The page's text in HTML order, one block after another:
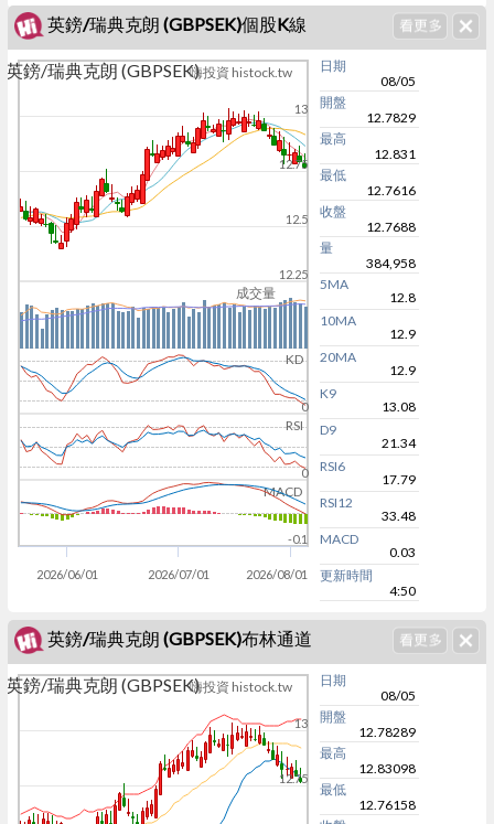
英鎊/瑞典克朗 (GBPSEK)個股K線
成交量
KD
RSI
MACD
英鎊/瑞典克朗 (GBPSEK)嗨投資 histock.tw
2026/06/01 2026/07/01 2026/08/01
12.25
12.5
12.75
13
0
0
-0.1
日期
08/05
開盤
12.7829
最高
12.831
最低
12.7616
收盤
12.7688
量
384,958
5MA
12.8
10MA
12.9
20MA
12.9
K9
13.08
D9
21.34
RSI6
17.79
RSI12
33.48
MACD
0.03
更新時間
4:50
英鎊/瑞典克朗 (GBPSEK)布林通道
英鎊/瑞典克朗 (GBPSEK)嗨投資 histock.tw
12.75
13
日期
08/05
開盤
12.78289
最高
12.83098
最低
12.76158